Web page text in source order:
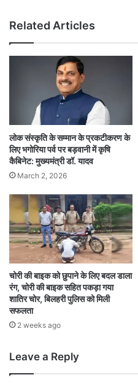
Related Articles
लोक संस्कृति के सम्मान के प्रकटीकरण के
लिए भगोरिया पर्व पर बड़वानी में कृषि
कैबिनेट: मुख्यमंत्री डॉ. यादव
March 2, 2026
चोरी की बाइक को छुपाने के लिए बदल डाला
रंग, चोरी की बाइक सहित पकड़ा गया
शातिर चोर, बिलहरी पुलिस को मिली
सफलता
2 weeks ago
Leave a Reply